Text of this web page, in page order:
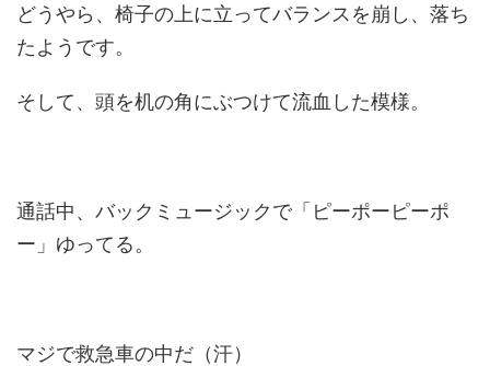
どうやら、椅子の上に立ってバランスを崩し、落ち
たようです。
そして、頭を机の角にぶつけて流血した模様。
通話中、バックミュージックで「ピーポーピーポ
ー」ゆってる。
マジで救急車の中だ（汗）